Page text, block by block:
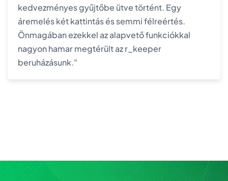
kedvezményes gyűjtőbe ütve történt. Egy
áremelés két kattintás és semmi félreértés.
Önmagában ezekkel az alapvető funkciókkal
nagyon hamar megtérült az r_keeper
beruházásunk."